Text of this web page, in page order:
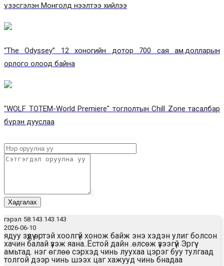
үзэсгэлэн Монголд нээлтээ хийлээ
“The Odyssey” 12 хоногийн дотор 700 сая ам.долларын
орлого олоод байна
"WOLF TOTEM-World Premiere" тоглолтын Chill Zone тасалбар
бүрэн дууслаа
Хадгалах
гэрэл 58.143.143.143
2026-06-10
ядуу зүдүү өртэй хоолгүй хонож байж энэ хэдэн улиг болсон
хачин балай үзэж яана..Ёстой дайн .өлсөж үзээгүй Эргүү
амьтад. нэг өглөө сэрхэд чинь луухаа цэрэг буу тулгаад
толгой дээр чинь шээх цаг хажууд чинь бнадаа